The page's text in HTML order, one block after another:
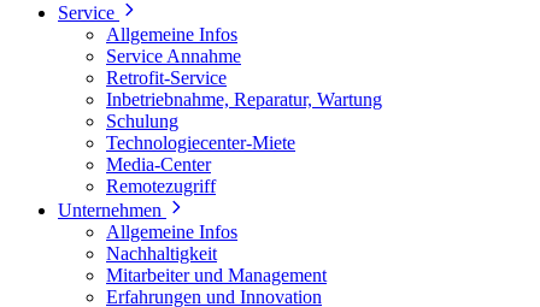
Service
Allgemeine Infos
Service Annahme
Retrofit-Service
Inbetriebnahme, Reparatur, Wartung
Schulung
Technologiecenter-Miete
Media-Center
Remotezugriff
Unternehmen
Allgemeine Infos
Nachhaltigkeit
Mitarbeiter und Management
Erfahrungen und Innovation